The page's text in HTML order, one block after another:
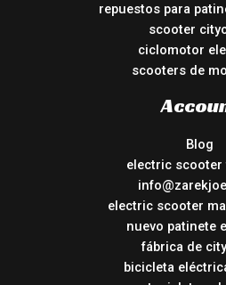
repuestos para
scooter
ciclomotor
scooters de
Blog
electric scooter
electric scooter
nuevo patinete
fábrica de
bicicleta